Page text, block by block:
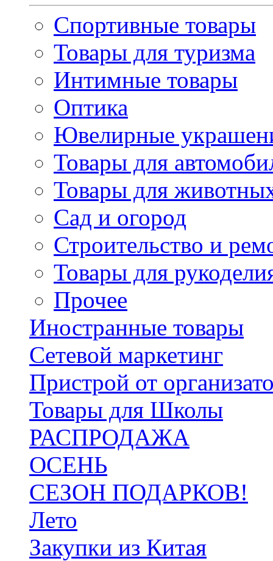
Спортивные товары
Товары для туризма
Интимные товары
Оптика
Ювелирные
Товары для
Товары для
Сад и огород
Строительство и
Товары для
Прочее
Иностранные товары
Сетевой маркетинг
Пристрой от
Товары для Школы
РАСПРОДАЖА
ОСЕНЬ
СЕЗОН ПОДАРКОВ!
Лето
Закупки из Китая